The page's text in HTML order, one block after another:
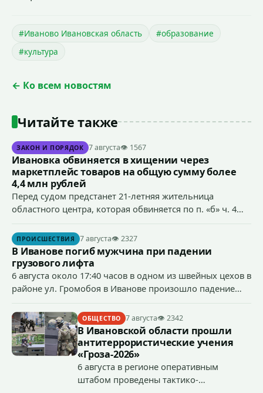
#Иваново Ивановская область
#образование
#культура
← Ко всем новостям
Читайте также
ЗАКОН И ПОРЯДОК 7 августа👁 1567
Ивановка обвиняется в хищении через
маркетплейс товаров на общую сумму более
4,4 млн рублей
Перед судом предстанет 21-летняя жительница
областного центра, которая обвиняется по п. «б» ч. 4
сумму более 4,4 млн рублей через маркетплейс.
ПРОИСШЕСТВИЯ 7 августа👁 2327
В Иванове погиб мужчина при падении
грузового лифта
6 августа около 17:40 часов в одном из швейных цехов в
районе ул. Громобоя в Иванове произошло падение
ОБЩЕСТВО 7 августа👁 2342
В Ивановской области прошли
антитеррористические учения
«Гроза-2026»
6 августа в регионе оперативным
штабом проведены тактико-